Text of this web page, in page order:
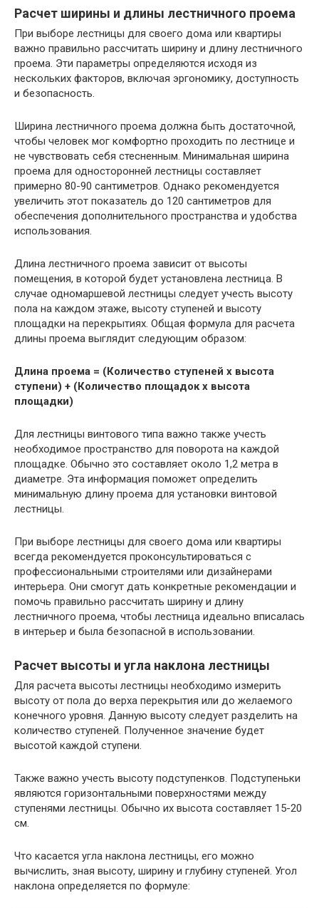
Расчет ширины и длины лестничного проема
При выборе лестницы для своего дома или квартиры
важно правильно рассчитать ширину и длину лестничного
проема. Эти параметры определяются исходя из
нескольких факторов, включая эргономику, доступность
и безопасность.
Ширина лестничного проема должна быть достаточной,
чтобы человек мог комфортно проходить по лестнице и
не чувствовать себя стесненным. Минимальная ширина
проема для односторонней лестницы составляет
примерно 80-90 сантиметров. Однако рекомендуется
увеличить этот показатель до 120 сантиметров для
обеспечения дополнительного пространства и удобства
использования.
Длина лестничного проема зависит от высоты
помещения, в которой будет установлена лестница. В
случае одномаршевой лестницы следует учесть высоту
пола на каждом этаже, высоту ступеней и высоту
площадки на перекрытиях. Общая формула для расчета
длины проема выглядит следующим образом:
Длина проема = (Количество ступеней x высота
ступени) + (Количество площадок x высота
площадки)
Для лестницы винтового типа важно также учесть
необходимое пространство для поворота на каждой
площадке. Обычно это составляет около 1,2 метра в
диаметре. Эта информация поможет определить
минимальную длину проема для установки винтовой
лестницы.
При выборе лестницы для своего дома или квартиры
всегда рекомендуется проконсультироваться с
профессиональными строителями или дизайнерами
интерьера. Они смогут дать конкретные рекомендации и
помочь правильно рассчитать ширину и длину
лестничного проема, чтобы лестница идеально вписалась
в интерьер и была безопасной в использовании.
Расчет высоты и угла наклона лестницы
Для расчета высоты лестницы необходимо измерить
высоту от пола до верха перекрытия или до желаемого
конечного уровня. Данную высоту следует разделить на
количество ступеней. Полученное значение будет
высотой каждой ступени.
Также важно учесть высоту подступенков. Подступеньки
являются горизонтальными поверхностями между
ступенями лестницы. Обычно их высота составляет 15-20
см.
Что касается угла наклона лестницы, его можно
вычислить, зная высоту, ширину и глубину ступеней. Угол
наклона определяется по формуле: